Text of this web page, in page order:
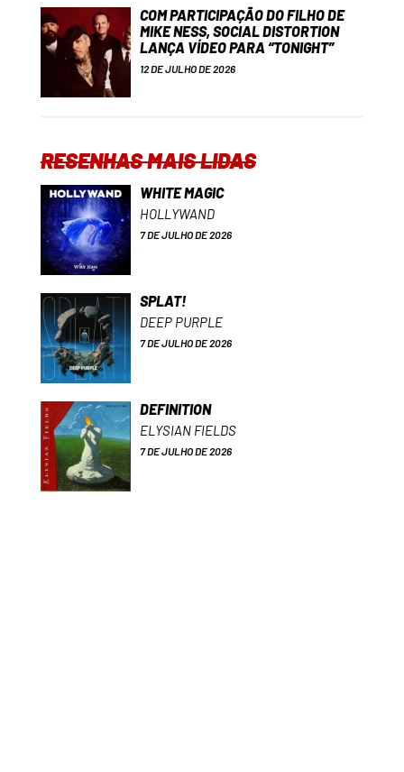
COM PARTICIPAÇÃO DO FILHO DE
MIKE NESS, SOCIAL DISTORTION
LANÇA VÍDEO PARA “TONIGHT”
12 DE JULHO DE 2026
RESENHAS MAIS LIDAS
WHITE MAGIC
HOLLYWAND
7 DE JULHO DE 2026
SPLAT!
DEEP PURPLE
7 DE JULHO DE 2026
DEFINITION
ELYSIAN FIELDS
7 DE JULHO DE 2026